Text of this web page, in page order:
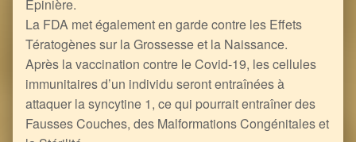
Epinière.
La FDA met également en garde contre les Effets
Tératogènes sur la Grossesse et la Naissance.
Après la vaccination contre le Covid-19, les cellules
immunitaires d’un individu seront entraînées à
attaquer la syncytine 1, ce qui pourrait entraîner des
Fausses Couches, des Malformations Congénitales et